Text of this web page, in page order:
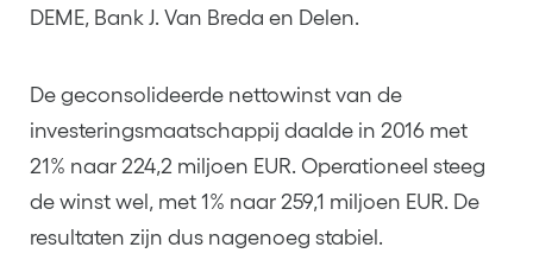
DEME, Bank J. Van Breda en Delen.
De geconsolideerde nettowinst van de
investeringsmaatschappij daalde in 2016 met
21% naar 224,2 miljoen EUR. Operationeel steeg
de winst wel, met 1% naar 259,1 miljoen EUR. De
resultaten zijn dus nagenoeg stabiel.